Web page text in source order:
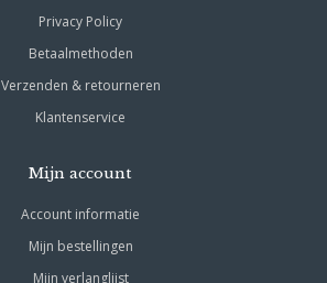
Privacy Policy
Betaalmethoden
Verzenden & retourneren
Klantenservice
Mijn account
Account informatie
Mijn bestellingen
Mijn verlanglijst